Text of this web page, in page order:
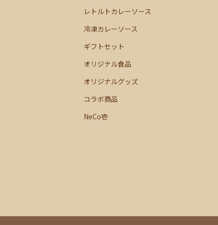
レトルトカレーソース
冷凍カレーソース
ギフトセット
オリジナル食品
オリジナルグッズ
コラボ商品
NeCo壱